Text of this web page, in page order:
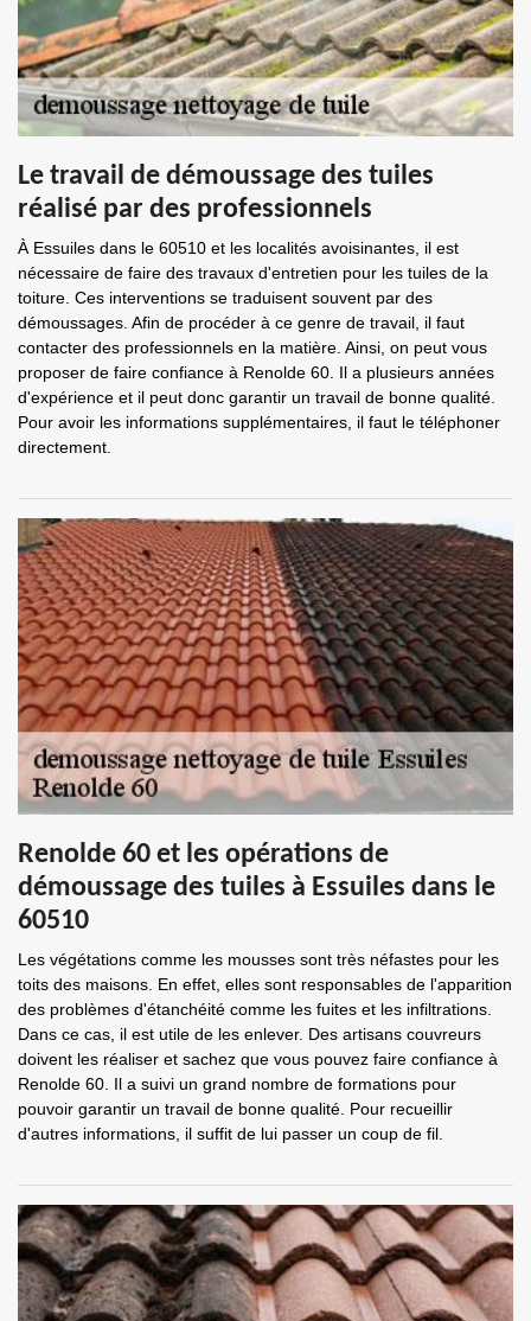
Le travail de démoussage des tuiles
réalisé par des professionnels
À Essuiles dans le 60510 et les localités avoisinantes, il est
nécessaire de faire des travaux d'entretien pour les tuiles de la
toiture. Ces interventions se traduisent souvent par des
démoussages. Afin de procéder à ce genre de travail, il faut
contacter des professionnels en la matière. Ainsi, on peut vous
proposer de faire confiance à Renolde 60. Il a plusieurs années
d'expérience et il peut donc garantir un travail de bonne qualité.
Pour avoir les informations supplémentaires, il faut le téléphoner
directement.
Renolde 60 et les opérations de
démoussage des tuiles à Essuiles dans le
60510
Les végétations comme les mousses sont très néfastes pour les
toits des maisons. En effet, elles sont responsables de l'apparition
des problèmes d'étanchéité comme les fuites et les infiltrations.
Dans ce cas, il est utile de les enlever. Des artisans couvreurs
doivent les réaliser et sachez que vous pouvez faire confiance à
Renolde 60. Il a suivi un grand nombre de formations pour
pouvoir garantir un travail de bonne qualité. Pour recueillir
d'autres informations, il suffit de lui passer un coup de fil.